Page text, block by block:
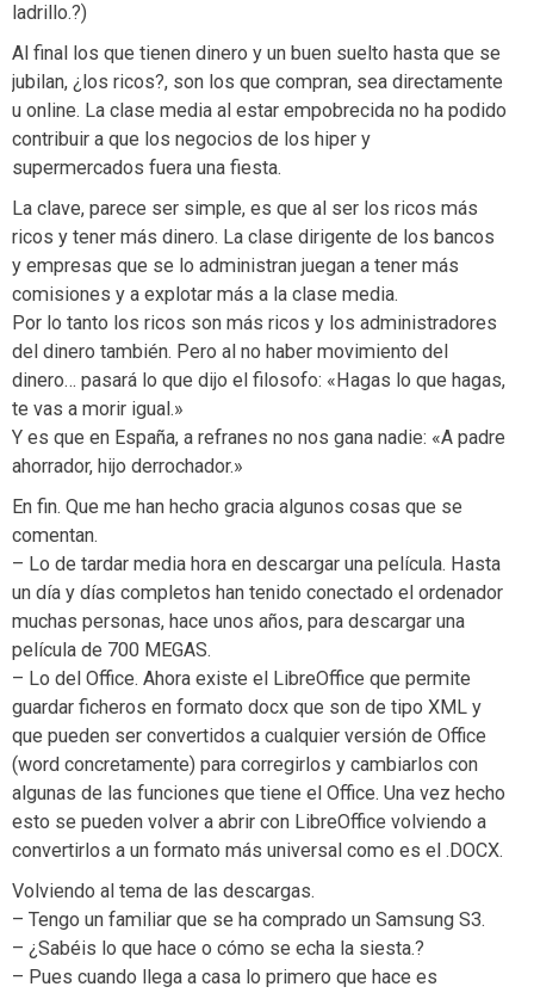
ladrillo.?)
Al final los que tienen dinero y un buen suelto hasta que se
jubilan, ¿los ricos?, son los que compran, sea directamente
u online. La clase media al estar empobrecida no ha podido
contribuir a que los negocios de los hiper y
supermercados fuera una fiesta.
La clave, parece ser simple, es que al ser los ricos más
ricos y tener más dinero. La clase dirigente de los bancos
y empresas que se lo administran juegan a tener más
comisiones y a explotar más a la clase media.
Por lo tanto los ricos son más ricos y los administradores
del dinero también. Pero al no haber movimiento del
dinero… pasará lo que dijo el filosofo: «Hagas lo que hagas,
te vas a morir igual.»
Y es que en España, a refranes no nos gana nadie: «A padre
ahorrador, hijo derrochador.»
En fin. Que me han hecho gracia algunos cosas que se
comentan.
– Lo de tardar media hora en descargar una película. Hasta
un día y días completos han tenido conectado el ordenador
muchas personas, hace unos años, para descargar una
película de 700 MEGAS.
– Lo del Office. Ahora existe el LibreOffice que permite
guardar ficheros en formato docx que son de tipo XML y
que pueden ser convertidos a cualquier versión de Office
(word concretamente) para corregirlos y cambiarlos con
algunas de las funciones que tiene el Office. Una vez hecho
esto se pueden volver a abrir con LibreOffice volviendo a
convertirlos a un formato más universal como es el .DOCX.
Volviendo al tema de las descargas.
– Tengo un familiar que se ha comprado un Samsung S3.
– ¿Sabéis lo que hace o cómo se echa la siesta.?
– Pues cuando llega a casa lo primero que hace es